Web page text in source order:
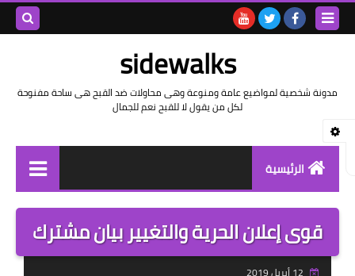
sidewalks
مدونة شخصية لمواضيع عامة ومنوعة وهى محاولات ضد القبح هى ساحة مفنوحة
لكل من يقول لا للقبح نعم للجمال
الرئيسية
توثيق وتاريخ
بيانات
قوى إعلان الحرية والتغيير بيان مشترك